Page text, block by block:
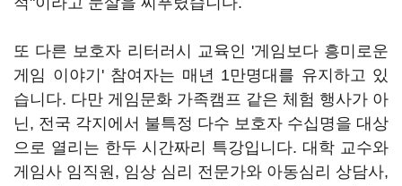
또 다른 보호자 리터러시 교육인 '게임보다 흥미로운
게임 이야기' 참여자는 매년 1만명대를 유지하고 있
습니다. 다만 게임문화 가족캠프 같은 체험 행사가 아
닌, 전국 각지에서 불특정 다수 보호자 수십명을 대상
으로 열리는 한두 시간짜리 특강입니다. 대학 교수와
게임사 임직원, 임상 심리 전문가와 아동심리 상담사,